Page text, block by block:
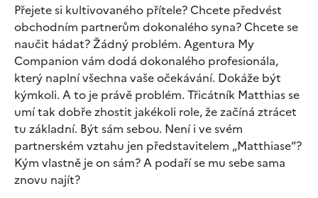
Přejete si kultivovaného přítele? Chcete předvést
obchodním partnerům dokonalého syna? Chcete se
naučit hádat? Žádný problém. Agentura My
Companion vám dodá dokonalého profesionála,
který naplní všechna vaše očekávání. Dokáže být
kýmkoli. A to je právě problém. Třicátník Matthias se
umí tak dobře zhostit jakékoli role, že začíná ztrácet
tu základní. Být sám sebou. Není i ve svém
partnerském vztahu jen představitelem „Matthiase“?
Kým vlastně je on sám? A podaří se mu sebe sama
znovu najít?